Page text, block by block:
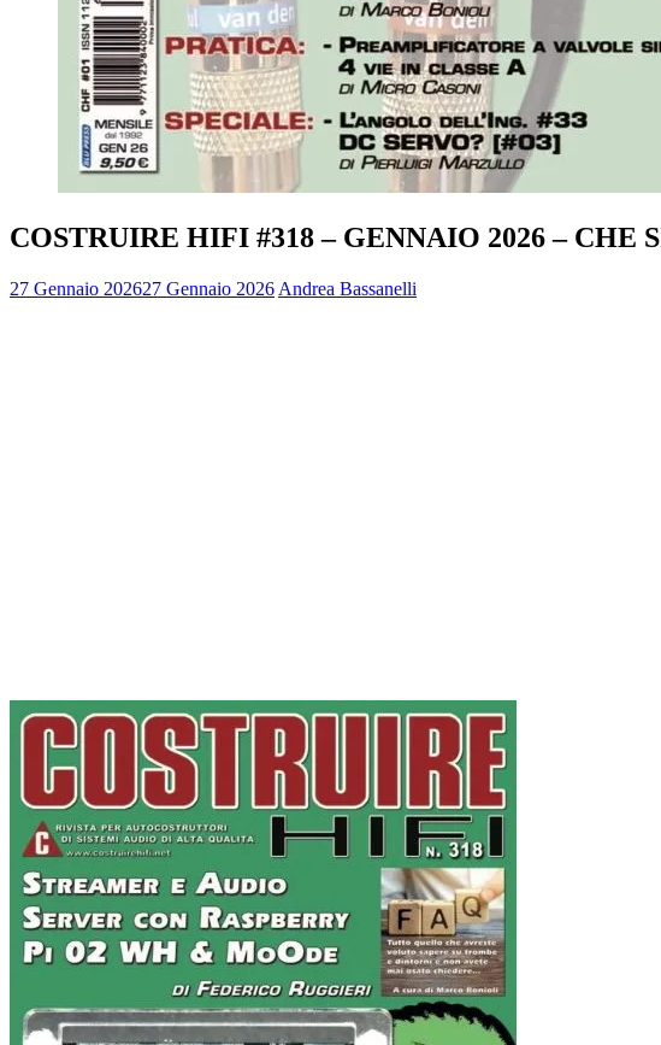
COSTRUIRE HIFI #318 – GENNAIO 2026 – CHE
27 Gennaio 202627 Gennaio 2026 Andrea Bassanelli